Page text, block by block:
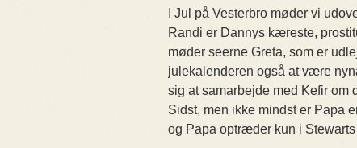
I Jul på Vesterbro møder vi
Randi er Dannys kæreste,
møder seerne Greta, som er
julekalenderen også at være
sig at samarbejde med Kefir om
Sidst, men ikke mindst er Papa
og Papa optræder kun i